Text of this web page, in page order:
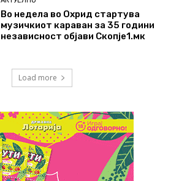
Во недела во Охрид стартува
музичкиот караван за 35 години
независност објави Скопје1.мк
Load more